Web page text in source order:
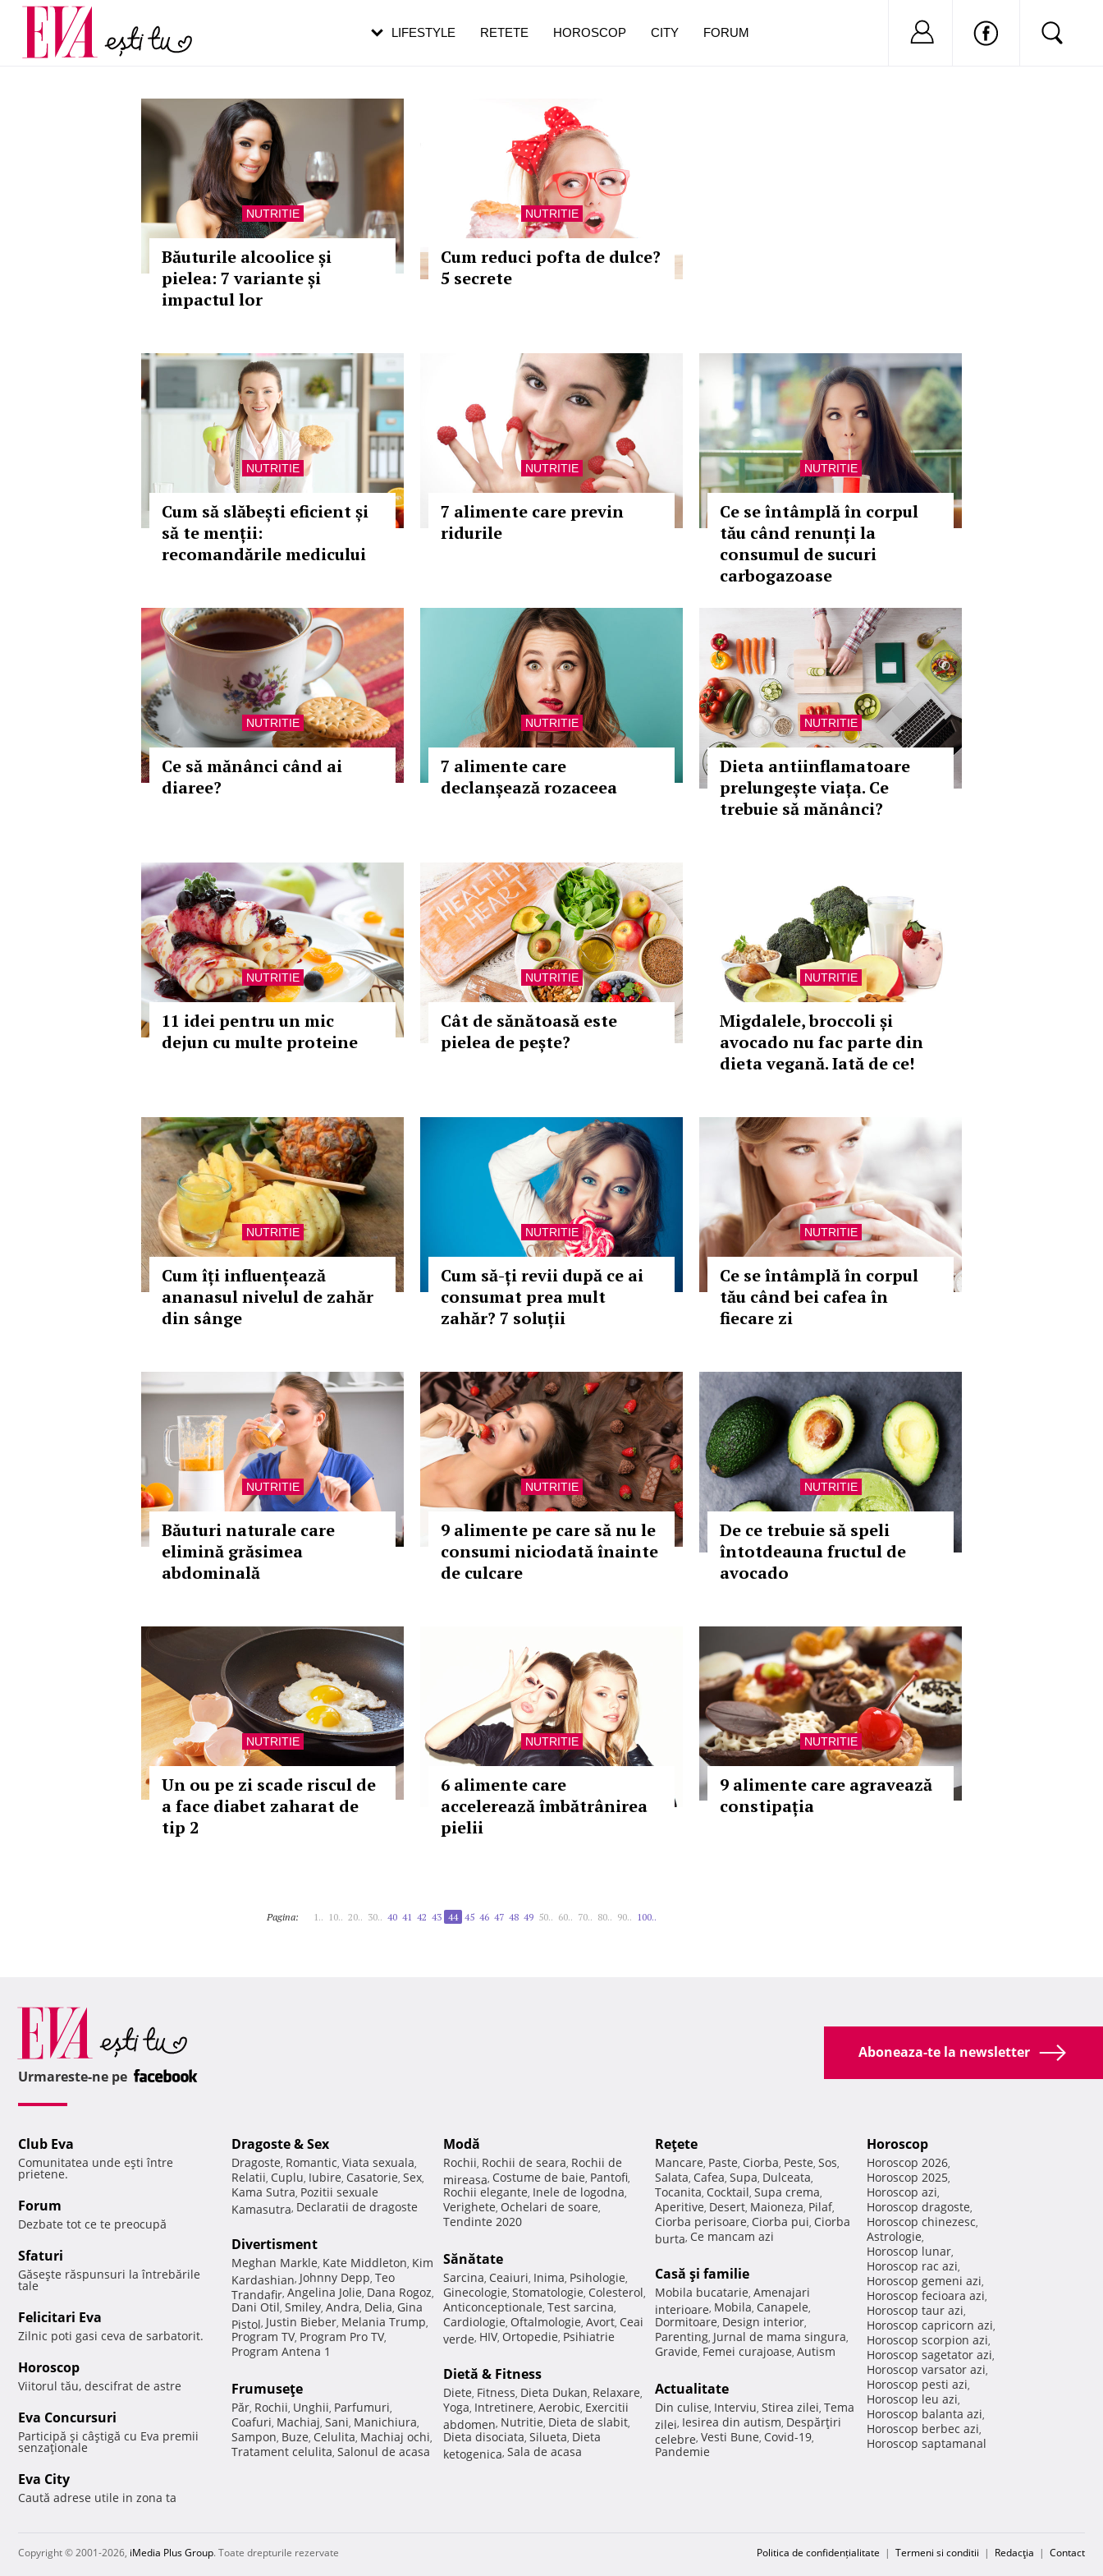
NUTRITIE
Băuturile alcoolice și
pielea: 7 variante și
impactul lor
NUTRITIE
Cum reduci pofta de dulce?
5 secrete
NUTRITIE
Cum să slăbești eficient și
să te menții:
recomandările medicului
NUTRITIE
7 alimente care previn
ridurile
NUTRITIE
Ce se întâmplă în corpul
tău când renunți la
consumul de sucuri
carbogazoase
NUTRITIE
Ce să mănânci când ai
diaree?
NUTRITIE
7 alimente care
declanșează rozaceea
NUTRITIE
Dieta antiinflamatoare
prelungește viața. Ce
trebuie să mănânci?
NUTRITIE
11 idei pentru un mic
dejun cu multe proteine
NUTRITIE
Cât de sănătoasă este
pielea de pește?
NUTRITIE
Migdalele, broccoli și
avocado nu fac parte din
dieta vegană. Iată de ce!
NUTRITIE
Cum îți influențează
ananasul nivelul de zahăr
din sânge
NUTRITIE
Cum să-ți revii după ce ai
consumat prea mult
zahăr? 7 soluții
NUTRITIE
Ce se întâmplă în corpul
tău când bei cafea în
fiecare zi
NUTRITIE
Băuturi naturale care
elimină grăsimea
abdominală
NUTRITIE
9 alimente pe care să nu le
consumi niciodată înainte
de culcare
NUTRITIE
De ce trebuie să speli
întotdeauna fructul de
avocado
NUTRITIE
Un ou pe zi scade riscul de
a face diabet zaharat de
tip 2
NUTRITIE
6 alimente care
accelerează îmbătrânirea
pielii
NUTRITIE
9 alimente care agravează
constipația
Pagina: 1.. 10.. 20.. 30.. 40 41 42 43 44 45 46 47 48 49 50.. 60.. 70.. 80.. 90.. 100..
LIFESTYLE RETETE HOROSCOP CITY FORUM Nu ai cont?
Carieră
Actualitate
pe măsură ce înaintezi în vârstă
de dureroasă este investigația
Aboneaza-te la newsletter
Urmareste-ne pe
Club Eva
Comunitatea unde eşti între
prietene.
Forum
Dezbate tot ce te preocupă
Sfaturi
Găseşte răspunsuri la întrebările
tale
Felicitari Eva
Zilnic poti gasi ceva de sarbatorit.
Horoscop
Viitorul tău, descifrat de astre
Eva Concursuri
Participă şi câştigă cu Eva premii
senzaţionale
Eva City
Caută adrese utile in zona ta
Dragoste & Sex
Dragoste, Romantic, Viata sexuala,
Relatii, Cuplu, Iubire, Casatorie, Sex,
Kama Sutra, Pozitii sexuale
Kamasutra, Declaratii de dragoste
Divertisment
Meghan Markle, Kate Middleton, Kim
Kardashian, Johnny Depp, Teo
Trandafir, Angelina Jolie, Dana Rogoz,
Dani Otil, Smiley, Andra, Delia, Gina
Pistol, Justin Bieber, Melania Trump,
Program TV, Program Pro TV,
Program Antena 1
Frumuseţe
Păr, Rochii, Unghii, Parfumuri,
Coafuri, Machiaj, Sani, Manichiura,
Sampon, Buze, Celulita, Machiaj ochi,
Tratament celulita, Salonul de acasa
Modă
Rochii, Rochii de seara, Rochii de
mireasa, Costume de baie, Pantofi,
Rochii elegante, Inele de logodna,
Verighete, Ochelari de soare,
Tendinte 2020
Sănătate
Sarcina, Ceaiuri, Inima, Psihologie,
Ginecologie, Stomatologie, Colesterol,
Anticonceptionale, Test sarcina,
Cardiologie, Oftalmologie, Avort, Ceai
verde, HIV, Ortopedie, Psihiatrie
Dietă & Fitness
Diete, Fitness, Dieta Dukan, Relaxare,
Yoga, Intretinere, Aerobic, Exercitii
abdomen, Nutritie, Dieta de slabit,
Dieta disociata, Silueta, Dieta
ketogenica, Sala de acasa
Reţete
Mancare, Paste, Ciorba, Peste, Sos,
Salata, Cafea, Supa, Dulceata,
Tocanita, Cocktail, Supa crema,
Aperitive, Desert, Maioneza, Pilaf,
Ciorba perisoare, Ciorba pui, Ciorba
burta, Ce mancam azi
Casă şi familie
Mobila bucatarie, Amenajari
interioare, Mobila, Canapele,
Dormitoare, Design interior,
Parenting, Jurnal de mama singura,
Gravide, Femei curajoase, Autism
Actualitate
Din culise, Interviu, Stirea zilei, Tema
zilei, Iesirea din autism, Despărţiri
celebre, Vesti Bune, Covid-19,
Pandemie
Horoscop
Horoscop 2026,
Horoscop 2025,
Horoscop azi,
Horoscop dragoste,
Horoscop chinezesc,
Astrologie,
Horoscop lunar,
Horoscop rac azi,
Horoscop gemeni azi,
Horoscop fecioara azi,
Horoscop taur azi,
Horoscop capricorn azi,
Horoscop scorpion azi,
Horoscop sagetator azi,
Horoscop varsator azi,
Horoscop pesti azi,
Horoscop leu azi,
Horoscop balanta azi,
Horoscop berbec azi,
Horoscop saptamanal
Copyright © 2001-2026, iMedia Plus Group. Toate drepturile rezervate Politica de confidențialitate | Termeni si conditii | Redacţia | Contact